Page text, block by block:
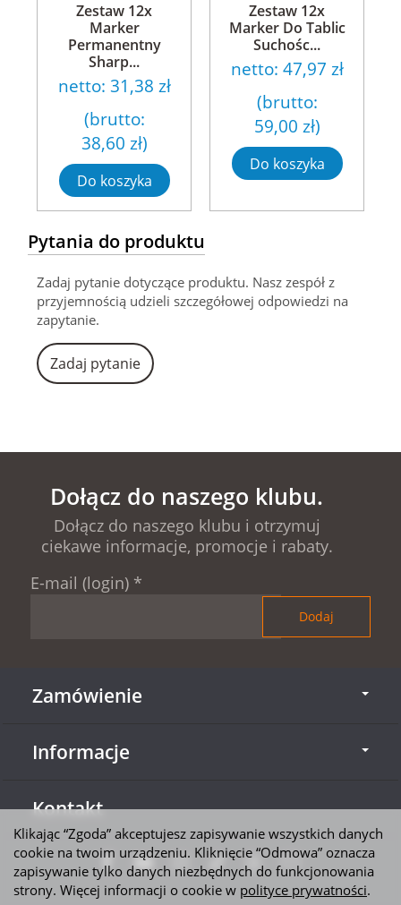
Zestaw 12x
Marker
Permanentny
Sharp...
netto: 31,38 zł
(brutto:
38,60 zł)
Do koszyka
Zestaw 12x
Marker Do Tablic
Suchośc...
netto: 47,97 zł
(brutto:
59,00 zł)
Do koszyka
Pytania do produktu
Zadaj pytanie dotyczące produktu. Nasz zespół z
przyjemnością udzieli szczegółowej odpowiedzi na
zapytanie.
Zadaj pytanie
Dołącz do naszego klubu.
Dołącz do naszego klubu i otrzymuj
ciekawe informacje, promocje i rabaty.
E-mail (login) *
Zamówienie
Informacje
Kontakt
Klikając “Zgoda” akceptujesz zapisywanie wszystkich danych
cookie na twoim urządzeniu. Kliknięcie “Odmowa” oznacza
zapisywanie tylko danych niezbędnych do funkcjonowania
strony. Więcej informacji o cookie w polityce prywatności.